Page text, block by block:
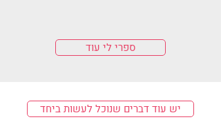
ספרי לי עוד
יש עוד דברים שנוכל לעשות ביחד